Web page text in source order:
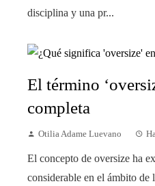
disciplina y una pr...
El término
completa
Otilia Adame Luevano
El concepto de oversize ha
considerable en el ámbito de